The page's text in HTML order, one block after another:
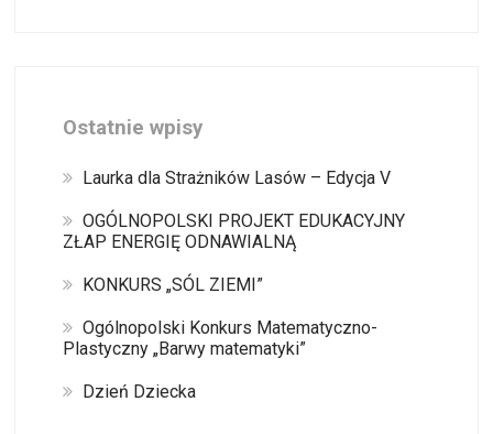
Ostatnie wpisy
Laurka dla Strażników Lasów – Edycja V
OGÓLNOPOLSKI PROJEKT EDUKACYJNY
ZŁAP ENERGIĘ ODNAWIALNĄ
KONKURS „SÓL ZIEMI”
Ogólnopolski Konkurs Matematyczno-
Plastyczny „Barwy matematyki”
Dzień Dziecka